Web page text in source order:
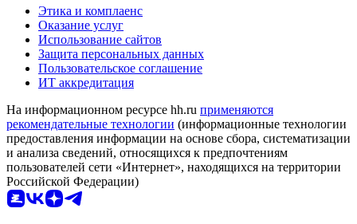
Этика и комплаенс
Оказание услуг
Использование сайтов
Защита персональных данных
Пользовательское соглашение
ИТ аккредитация
На информационном ресурсе hh.ru применяются
рекомендательные технологии (информационные технологии
предоставления информации на основе сбора, систематизации
и анализа сведений, относящихся к предпочтениям
пользователей сети «Интернет», находящихся на территории
Российской Федерации)